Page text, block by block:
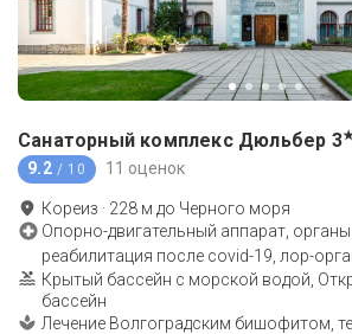
Санаторный комплекс Дюльбер 3
9.2 / 10 11 оценок
Кореиз · 228 м до Черного моря
Опорно-двигательный аппарат, органы
реабилитация после covid-19, лор-
Крытый бассейн с морской водой,
бассейн
Лечение Волгоградским бишофитом,